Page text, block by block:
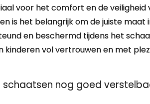
voor het comfort en de veiligheid
is het belangrijk om de juiste maat
en beschermd tijdens het
kinderen vol vertrouwen en met
nog goed